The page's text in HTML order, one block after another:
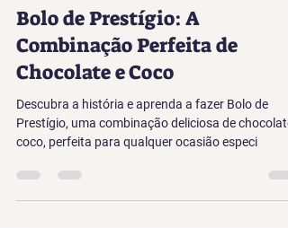
radaicsbakery
26 de jul. de 2024
2 min de leitura
Bolo de Prestígio: A
Combinação Perfeita de
Chocolate e Coco
Descubra a história e aprenda a fazer Bolo de
coco, perfeita para qualquer ocasião especi